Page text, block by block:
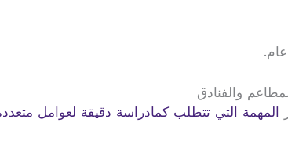
والفنادق
المهمة التي تتطلب كمادراسة دقيقة لعوامل